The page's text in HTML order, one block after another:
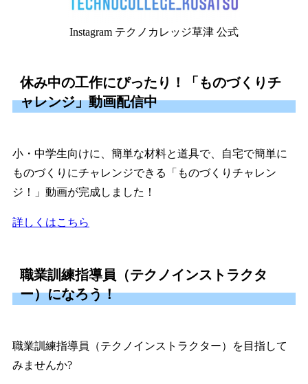
Instagram テクノカレッジ草津 公式
休み中の工作にぴったり！「ものづくりチ
ャレンジ」動画配信中
小・中学生向けに、簡単な材料と道具で、自宅で簡単に
ものづくりにチャレンジできる「ものづくりチャレン
ジ！」動画が完成しました！
詳しくはこちら
職業訓練指導員（テクノインストラクタ
ー）になろう！
職業訓練指導員（テクノインストラクター）を目指して
みませんか?